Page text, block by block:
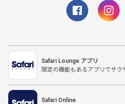
Safari Lounge アプリ
限定の機能もあるアプリでサク
Safari Online